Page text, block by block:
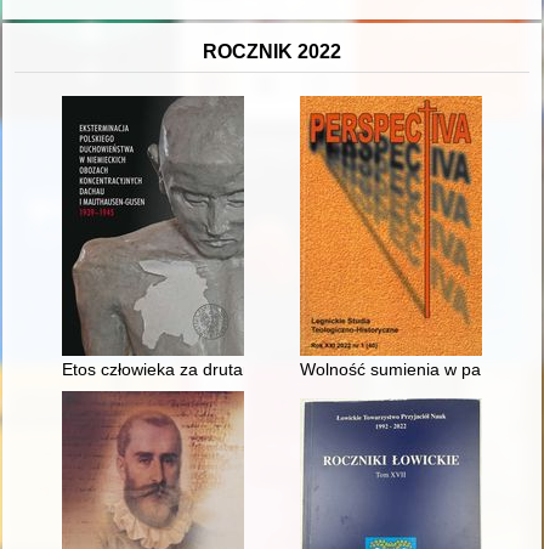
ROCZNIK 2022
Etos człowieka za drutami - duchowy wymiar więzienia na
Wolność sumienia w państwie